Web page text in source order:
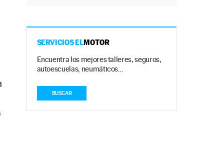
SERVICIOS ELMOTOR
Encuentra los mejores talleres, seguros,
autoescuelas, neumáticos…
BUSCAR